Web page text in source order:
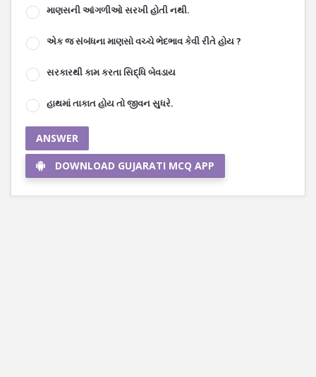
માણસની આંગળીઓ સરખી હોતી નથી.
એક જ સંબંધના માણસો વચ્ચે ભેદભાવ કેવી રીતે હોય ?
સરકારથી કામ કરતા સિદ્ધિ બેવડાય
હાથમાં તાકાત હોય તો જીવન સુધરે.
ANSWER
DOWNLOAD GUJARATI MCQ APP